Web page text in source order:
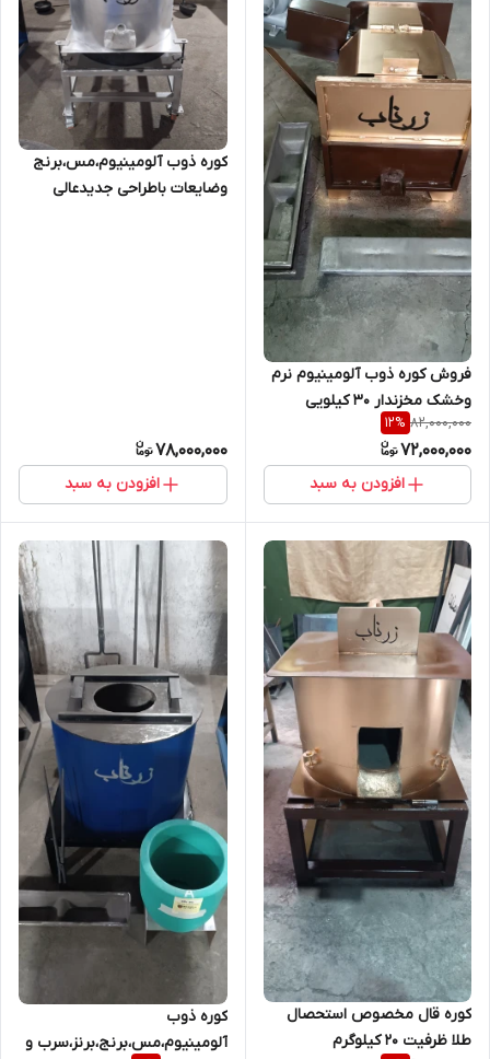
فروش کوره ذوب آلومینیوم نرم
وخشک مخزندار ۳۰ کیلویی
82,000,000
12%
72,000,000
افزودن به سبد
کوره ذوب آلومینیوم،مس،برنج
وضایعات باطراحی جدیدعالی
78,000,000
افزودن به سبد
کوره قال مخصوص استحصال
طلا ظرفیت 20 کیلوگرم
کوره ذوب
آلومینیوم،مس،برنج،برنز،سرب و